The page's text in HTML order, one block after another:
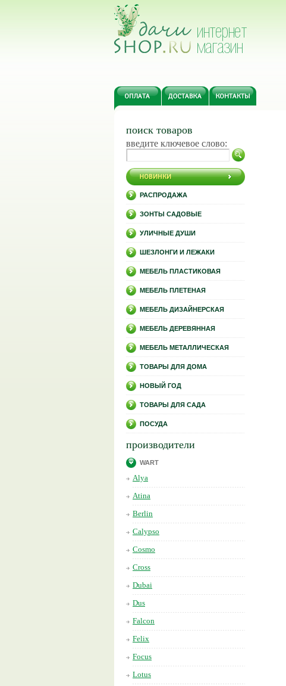
поиск товаров
введите ключевое слово:
РАСПРОДАЖА
ЗОНТЫ САДОВЫЕ
УЛИЧНЫЕ ДУШИ
ШЕЗЛОНГИ И ЛЕЖАКИ
МЕБЕЛЬ ПЛАСТИКОВАЯ
МЕБЕЛЬ ПЛЕТЕНАЯ
МЕБЕЛЬ ДИЗАЙНЕРСКАЯ
МЕБЕЛЬ ДЕРЕВЯННАЯ
МЕБЕЛЬ МЕТАЛЛИЧЕСКАЯ
ТОВАРЫ ДЛЯ ДОМА
НОВЫЙ ГОД
ТОВАРЫ ДЛЯ САДА
ПОСУДА
производители
WART
Alya
Atina
Berlin
Calypso
Cosmo
Cross
Dubai
Dus
Falcon
Felix
Focus
Lotus